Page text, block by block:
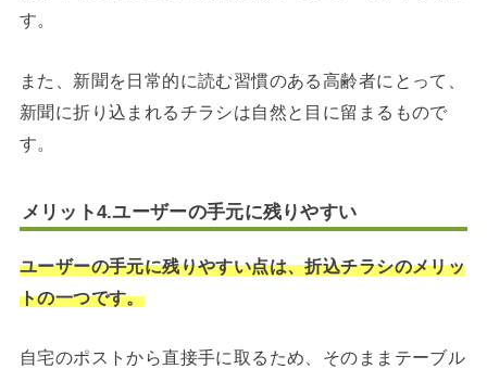
す。
また、新聞を日常的に読む習慣のある高齢者にとって、
新聞に折り込まれるチラシは自然と目に留まるもので
す。
メリット4.ユーザーの手元に残りやすい
ユーザーの手元に残りやすい点は、折込チラシのメリッ
トの一つです。
自宅のポストから直接手に取るため、そのままテーブル